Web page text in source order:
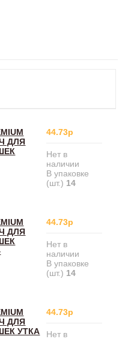
ДЛЯ
44.73р
Нет в
наличии
В упаковке
(шт.) 14
ДЛЯ
44.73р
Нет в
наличии
В упаковке
(шт.) 14
ДЛЯ
УТКА
44.73р
Нет в